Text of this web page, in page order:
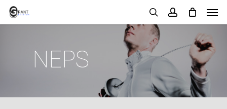
Skip
to
searchaccount
NEPS